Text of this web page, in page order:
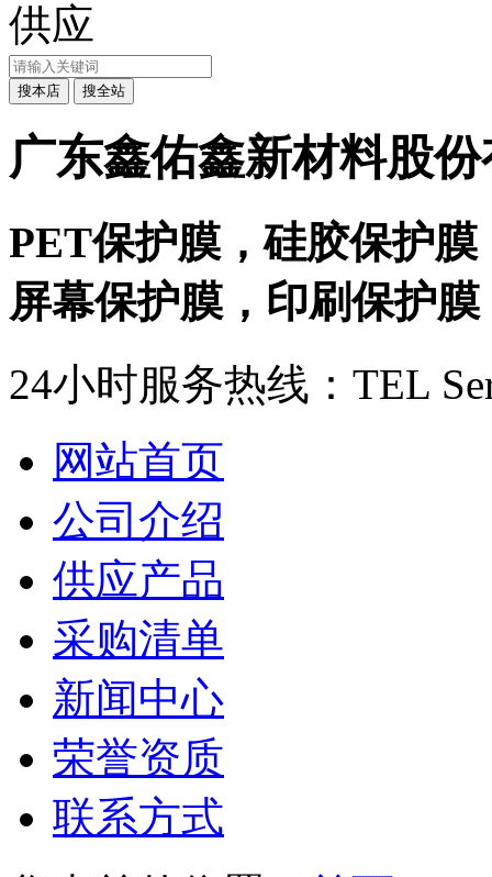
供应
广东鑫佑鑫新材料股
PET保护膜，硅胶保护
屏幕保护膜，印刷保护膜
24小时服务热线： TEL
网站首页
公司介绍
供应产品
采购清单
新闻中心
荣誉资质
联系方式